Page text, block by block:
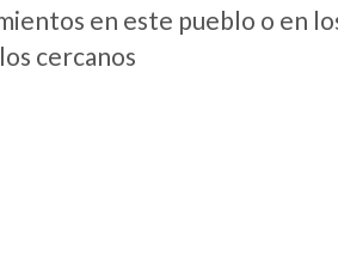
en este pueblo o en
cercanos